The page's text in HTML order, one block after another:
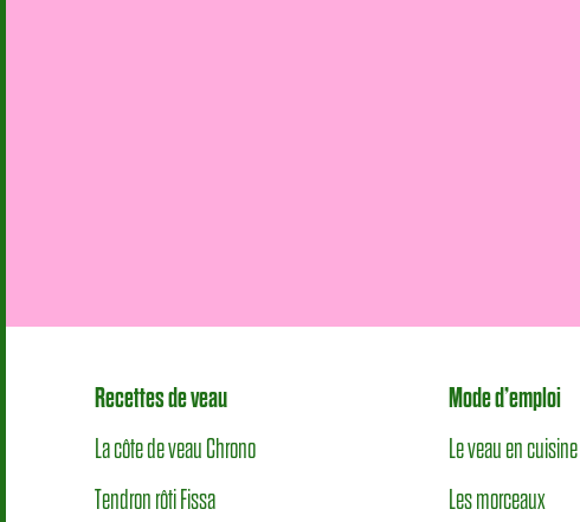
Recettes de veau
La côte de veau Chrono
Tendron rôti Fissa
Mode d’emploi
Le veau en cuisine
Les morceaux